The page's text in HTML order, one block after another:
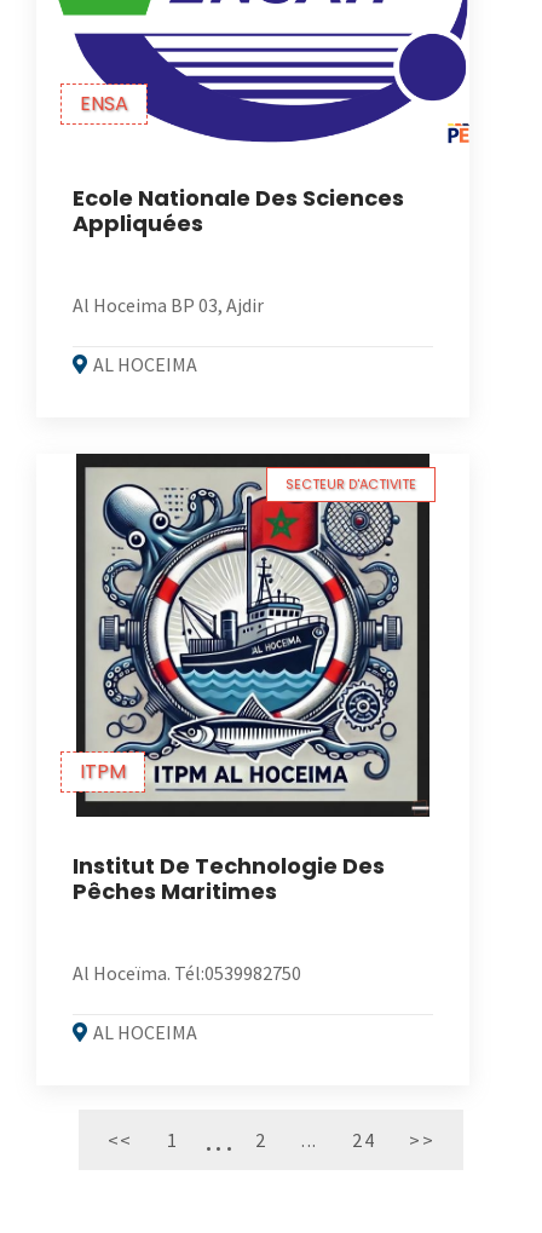
ENSA
Ecole Nationale Des Sciences
Appliquées
Al Hoceima BP 03, Ajdir
AL HOCEIMA
ITPM
SECTEUR D'ACTIVITE
Institut De Technologie Des
Pêches Maritimes
Al Hoceïma. Tél:0539982750
AL HOCEIMA
<< 1 2 ... 24 >>